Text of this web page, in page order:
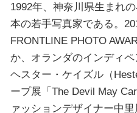
1992年、神奈川県生まれ
本の若手写真家である。
FRONTLINE PHOTO
か、オランダのインディペ
ヘスター・ケイズル（
ープ展「The Devil May
ァッションデザイナー中